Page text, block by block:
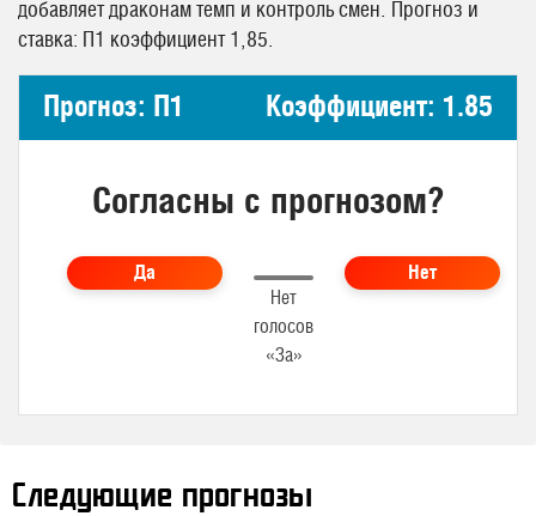
добавляет драконам темп и контроль смен. Прогноз и
ставка: П1 коэффициент 1,85.
Прогноз: П1 Коэффициент: 1.85
Согласны с прогнозом?
Да
Нет
голосов
«За»
Нет
Следующие прогнозы